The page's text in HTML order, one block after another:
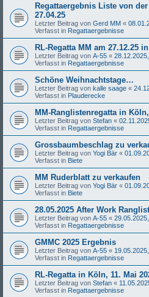
Regattaergebnis Liste von
27.04.25
Letzter Beitrag von Gerd MM «
Verfasst in Regattaergebnisse
RL-Regatta MM am 27.12.25
Letzter Beitrag von A-55 «
Verfasst in Regattaergebnisse
Schöne Weihnachtstage…
Letzter Beitrag von kalle saage «
Verfasst in Plauderecke
MM-Ranglistenregatta in Köln,
Letzter Beitrag von Stefan «
Verfasst in Regattaergebnisse
Grossbaumbeschlag zu
Letzter Beitrag von Yogi Bär «
Verfasst in Biete
MM Ruderblatt zu verkaufen
Letzter Beitrag von Yogi Bär «
Verfasst in Biete
28.05.2025 After Work
Letzter Beitrag von A-55 «
Verfasst in Regattaergebnisse
GMMC 2025 Ergebnis
Letzter Beitrag von A-55 «
Verfasst in Regattaergebnisse
RL-Regatta in Köln, 11. Mai
Letzter Beitrag von Stefan «
Verfasst in Regattaergebnisse